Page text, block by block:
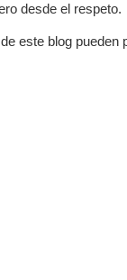
desde el respeto.
este blog pueden